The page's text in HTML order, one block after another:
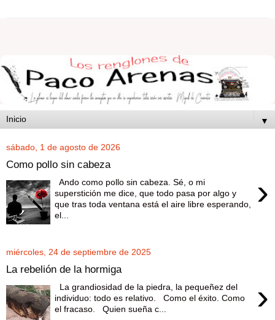
▼
sábado, 1 de agosto de 2026
Como pollo sin cabeza
›
Ando como pollo sin cabeza. Sé, o mi
superstición me dice, que todo pasa por algo y
que tras toda ventana está el aire libre esperando,
el...
miércoles, 24 de septiembre de 2025
La rebelión de la hormiga
›
La grandiosidad de la piedra, la pequeñez del
individuo: todo es relativo. Como el éxito. Como
el fracaso. Quien sueña c...